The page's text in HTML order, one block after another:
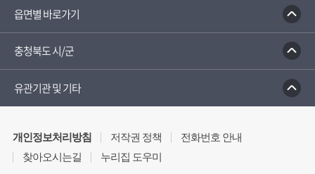
읍면별 바로가기
충청북도 시/군
유관기관 및 기타
개인정보처리방침 저작권 정책
전화번호 안내
찾아오시는길
누리집 도우미